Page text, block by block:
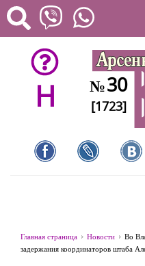
H №30
[1723]
Главная страница Новости
Во
задержания координаторов штаба